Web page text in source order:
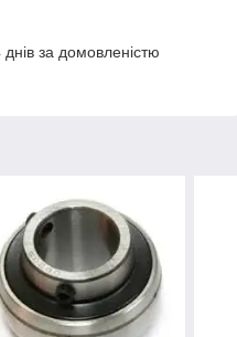
за домовленістю